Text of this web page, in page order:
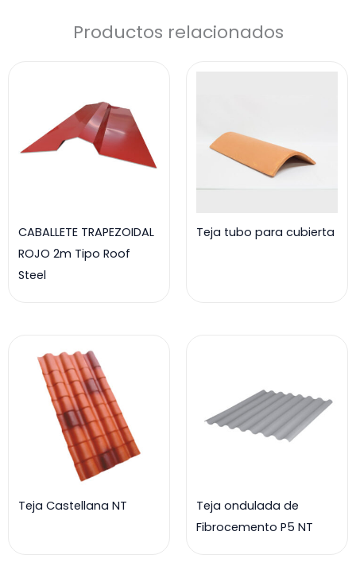
Productos relacionados
CABALLETE TRAPEZOIDAL
ROJO 2m Tipo Roof
Steel
Teja tubo para cubierta
Teja Castellana NT
Teja ondulada de
Fibrocemento P5 NT